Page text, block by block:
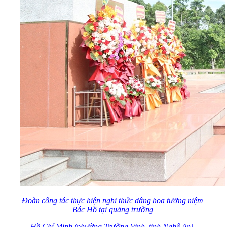
Đoàn công tác thực hiện nghi thức dâng hoa tưởng niệm
Bác Hồ tại quảng trường